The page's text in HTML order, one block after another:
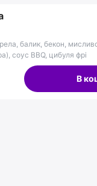
балик, бекон,
соус BBQ, цибуля фрі
В